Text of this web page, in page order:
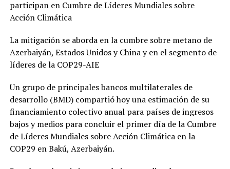
participan en Cumbre de Líderes Mundiales sobre
Acción Climática
La mitigación se aborda en la cumbre sobre metano de
Azerbaiyán, Estados Unidos y China y en el segmento de
líderes de la COP29-AIE
Un grupo de principales bancos multilaterales de
desarrollo (BMD) compartió hoy una estimación de su
financiamiento colectivo anual para países de ingresos
bajos y medios para concluir el primer día de la Cumbre
de Líderes Mundiales sobre Acción Climática en la
COP29 en Bakú, Azerbaiyán.